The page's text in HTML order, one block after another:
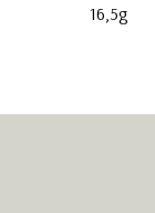
16,5g